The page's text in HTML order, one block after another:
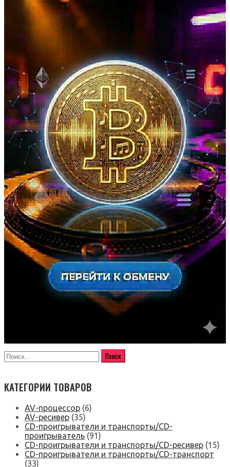
КАТЕГОРИИ ТОВАРОВ
AV-процессор (6)
AV-ресивер (35)
CD-проигрыватели и транспорты/CD-
проигрыватель (91)
CD-проигрыватели и транспорты/CD-ресивер (15)
CD-проигрыватели и транспорты/CD-транспорт
(33)